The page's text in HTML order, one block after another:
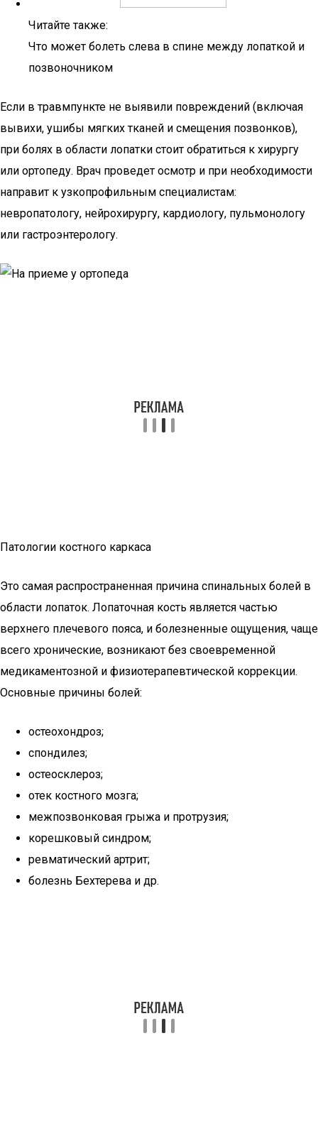
Читайте также:
Что может болеть слева в спине между лопаткой и
позвоночником
Если в травмпункте не выявили повреждений (включая
вывихи, ушибы мягких тканей и смещения позвонков),
при болях в области лопатки стоит обратиться к хирургу
или ортопеду. Врач проведет осмотр и при необходимости
направит к узкопрофильным специалистам:
невропатологу, нейрохирургу, кардиологу, пульмонологу
или гастроэнтерологу.
Патологии костного каркаса
Это самая распространенная причина спинальных болей в
области лопаток. Лопаточная кость является частью
верхнего плечевого пояса, и болезненные ощущения, чаще
всего хронические, возникают без своевременной
медикаментозной и физиотерапевтической коррекции.
Основные причины болей:
остеохондроз;
спондилез;
остеосклероз;
отек костного мозга;
межпозвонковая грыжа и протрузия;
корешковый синдром;
ревматический артрит;
болезнь Бехтерева и др.